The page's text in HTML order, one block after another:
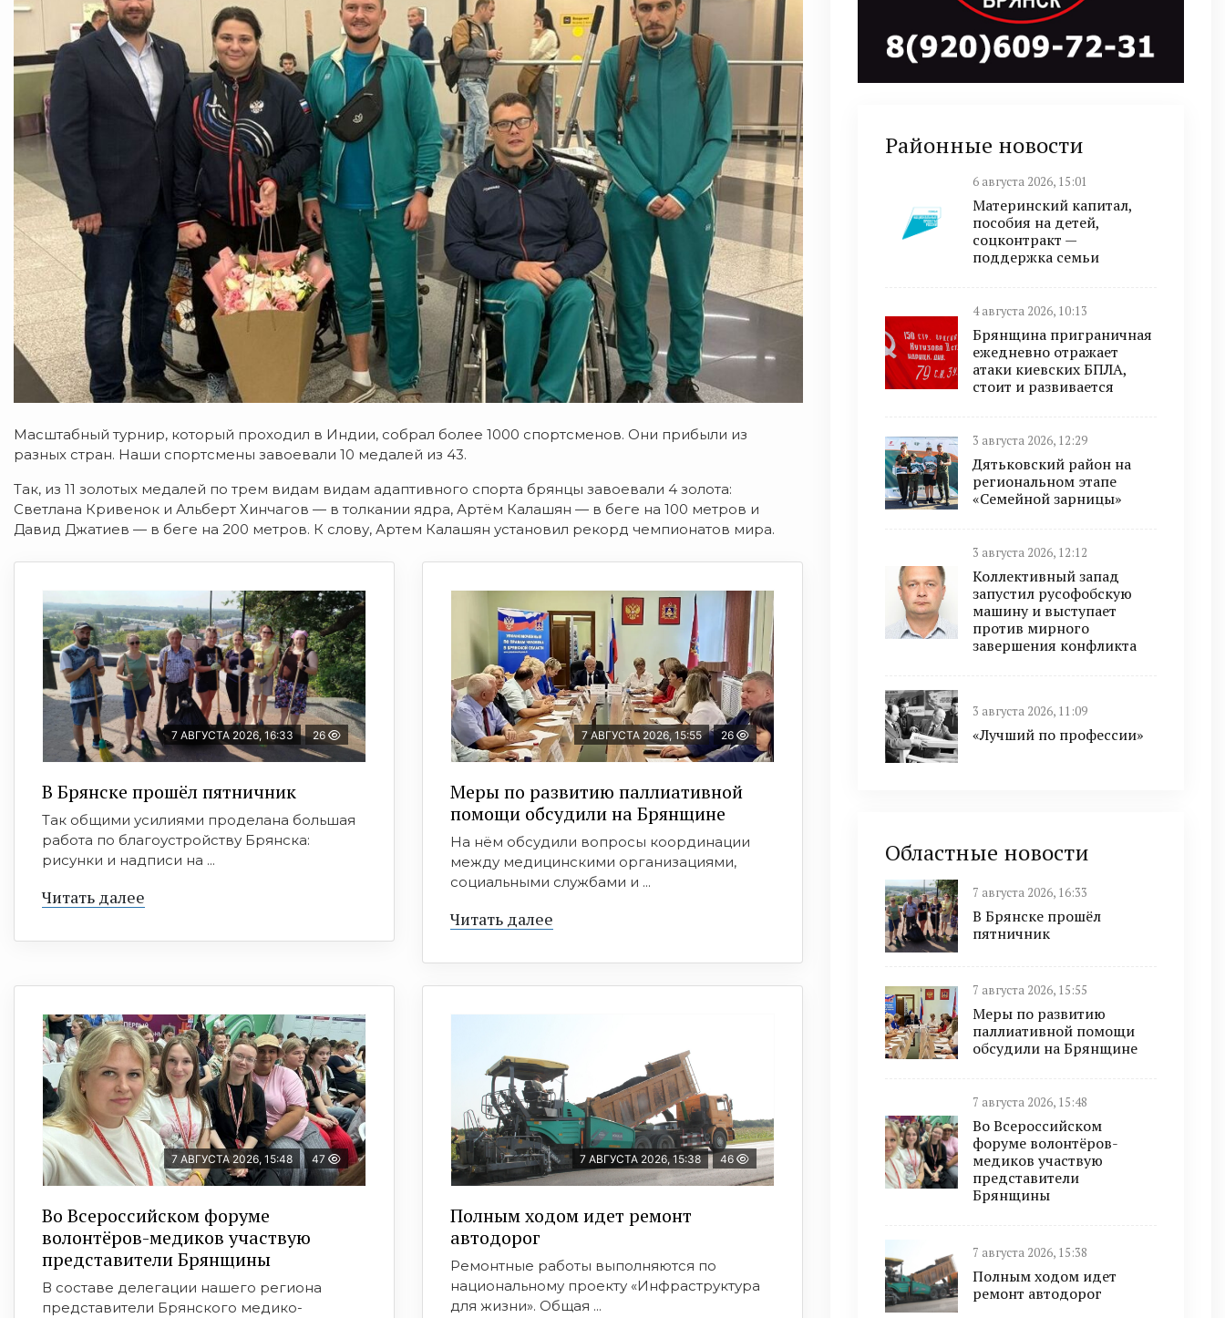
Масштабный турнир, который проходил в Индии, собрал более 1000 спортсменов. Они прибыли из
разных стран. Наши спортсмены завоевали 10 медалей из 43.
Так, из 11 золотых медалей по трем видам видам адаптивного спорта брянцы завоевали 4 золота:
Светлана Кривенок и Альберт Хинчагов — в толкании ядра, Артём Калашян — в беге на 100 метров и
Давид Джатиев — в беге на 200 метров. К слову, Артем Калашян установил рекорд чемпионатов мира.
7 АВГУСТА 2026, 16:33 26
В Брянске прошёл пятничник
Так общими усилиями проделана большая
работа по благоустройству Брянска:
рисунки и надписи на ...
Читать далее
7 АВГУСТА 2026, 15:55 26
Меры по развитию паллиативной
помощи обсудили на Брянщине
На нём обсудили вопросы координации
между медицинскими организациями,
социальными службами и ...
Читать далее
7 АВГУСТА 2026, 15:48 47
Во Всероссийском форуме
волонтёров-медиков участвую
представители Брянщины
В составе делегации нашего региона
представители Брянского медико-
7 АВГУСТА 2026, 15:38 46
Полным ходом идет ремонт
автодорог
Ремонтные работы выполняются по
национальному проекту «Инфраструктура
для жизни». Общая ...
Районные новости
6 августа 2026, 15:01
Материнский капитал,
пособия на детей,
соцконтракт —
поддержка семьи
4 августа 2026, 10:13
Брянщина приграничная
ежедневно отражает
атаки киевских БПЛА,
стоит и развивается
3 августа 2026, 12:29
Дятьковский район на
региональном этапе
«Семейной зарницы»
3 августа 2026, 12:12
Коллективный запад
запустил русофобскую
машину и выступает
против мирного
завершения конфликта
3 августа 2026, 11:09
«Лучший по профессии»
Областные новости
7 августа 2026, 16:33
В Брянске прошёл
пятничник
7 августа 2026, 15:55
Меры по развитию
паллиативной помощи
обсудили на Брянщине
7 августа 2026, 15:48
Во Всероссийском
форуме волонтёров-
медиков участвую
представители
Брянщины
7 августа 2026, 15:38
Полным ходом идет
ремонт автодорог